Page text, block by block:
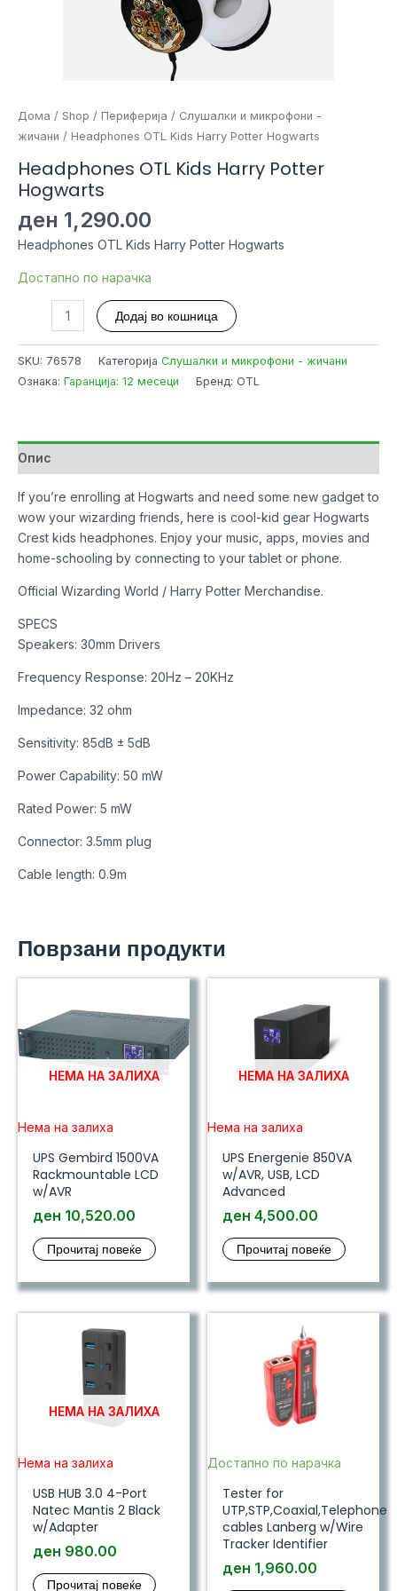
Дома / Shop / Периферија / Слушалки и микрофони -
жичани / Headphones OTL Kids Harry Potter Hogwarts
Headphones OTL Kids Harry Potter
Hogwarts
ден 1,290.00
Headphones OTL Kids Harry Potter Hogwarts
Достапно по нарачка
Headphones
Kids
Додај во кошница
SKU: 76578 Категорија Слушалки и микрофони - жичани
Ознака: Гаранција: 12 месеци Бренд: OTL
Опис
If you’re enrolling at Hogwarts and need some new gadget to
wow your wizarding friends, here is cool-kid gear Hogwarts
Crest kids headphones. Enjoy your music, apps, movies and
home-schooling by connecting to your tablet or phone.
Official Wizarding World / Harry Potter Merchandise.
SPECS
Speakers: 30mm Drivers
Frequency Response: 20Hz – 20KHz
Impedance: 32 ohm
Sensitivity: 85dB ± 5dB
Power Capability: 50 mW
Rated Power: 5 mW
Connector: 3.5mm plug
Cable length: 0.9m
Поврзани продукти
НЕМА НА ЗАЛИХА
Нема на залиха
UPS Gembird 1500VA
Rackmountable LCD
w/AVR
ден 10,520.00
Прочитај повеќе
НЕМА НА ЗАЛИХА
Нема на залиха
UPS Energenie 850VA
w/AVR, USB, LCD
Advanced
ден 4,500.00
Прочитај повеќе
НЕМА НА ЗАЛИХА
Нема на залиха
USB HUB 3.0 4-Port
Natec Mantis 2 Black
w/Adapter
ден 980.00
Прочитај повеќе
Достапно по нарачка
Tester for
UTP,STP,Coaxial,Telephone
cables Lanberg w/Wire
Tracker Identifier
ден 1,960.00